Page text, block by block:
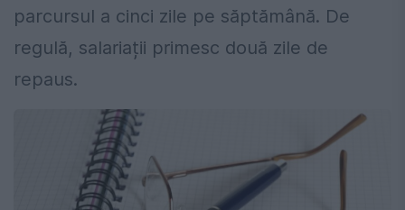
parcursul a cinci zile pe săptămână. De
regulă, salariații primesc două zile de
repaus.